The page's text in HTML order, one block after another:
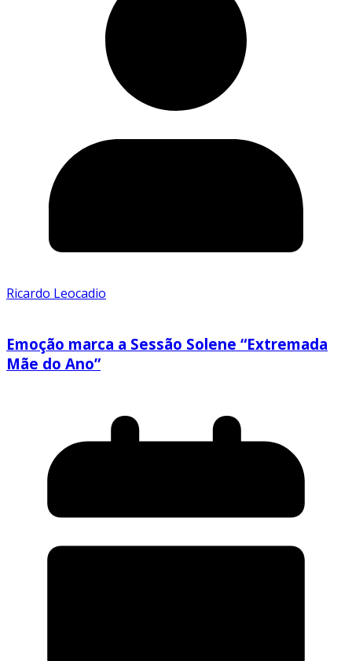
Ricardo Leocadio
Emoção marca a Sessão Solene “Extremada
Mãe do Ano”